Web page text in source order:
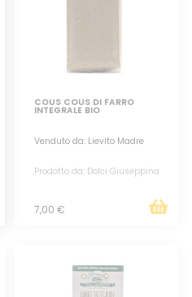
COUS COUS DI FARRO
INTEGRALE BIO
Venduto da: Lievito Madre
Prodotto da: Dolci Giuseppina
7,00 €